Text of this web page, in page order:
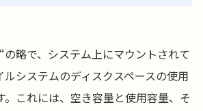
の略で、システム上にマウントされて
ルシステムのディスクスペースの使用
。これには、空き容量と使用容量、そ